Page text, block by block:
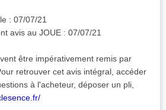
: 07/07/21
avis au JOUE : 07/07/21
être impérativement remis par
retrouver cet avis intégral, accéder
à l'acheteur, déposer un pli,